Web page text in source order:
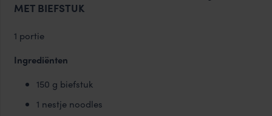
MET BIEFSTUK
1 portie
Ingrediënten
150 g biefstuk
1 nestje noodles